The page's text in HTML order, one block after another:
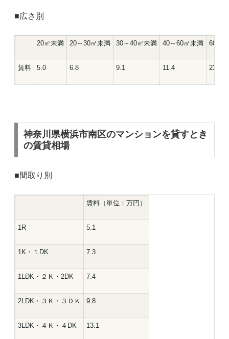
■広さ別
20㎡未満 20～30㎡未満 30～40㎡未満 40～60㎡未満 60㎡
賃料 5.0 6.8 9.1 11.4 23.5
神奈川県横浜市南区のマンションを貸すとき
の賃貸相場
■間取り別
賃料（単位：万円）
1R 5.1
1K・１DK 7.3
1LDK・２Ｋ・2DK 7.4
2LDK・３Ｋ・３ＤＫ 9.8
3LDK・４Ｋ・４DK 13.1